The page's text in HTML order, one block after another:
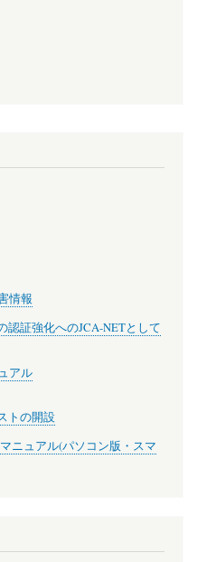
情報
認証強化へのJCA-NETとして
アル
トの開設
ニュアル(パソコン版・スマ